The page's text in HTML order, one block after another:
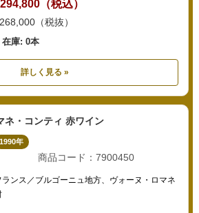
（税込）
（税抜）
在庫: 0本
詳しく見る »
ネ・コンティ 赤ワイン
1990年
商品コード：7900450
ランス／ブルゴーニュ地方、ヴォーヌ・ロマネ